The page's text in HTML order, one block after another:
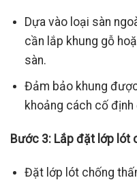
Dựa vào loại sàn
cần lắp khung gỗ
sàn.
Đảm bảo khung
khoảng cách cố định
Bước 3: Lắp đặt lớp lót
Đặt lớp lót chống